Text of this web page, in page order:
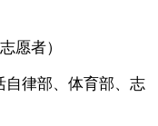
愿者）
律部、体育部、志